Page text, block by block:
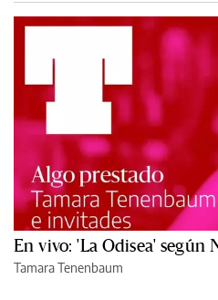
En vivo: 'La Odisea' según
Tamara Tenenbaum